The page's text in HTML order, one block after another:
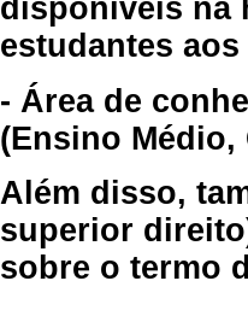
disponíveis na
estudantes
- Área de
(Ensino Médio,
Além disso,
superior
sobre o termo